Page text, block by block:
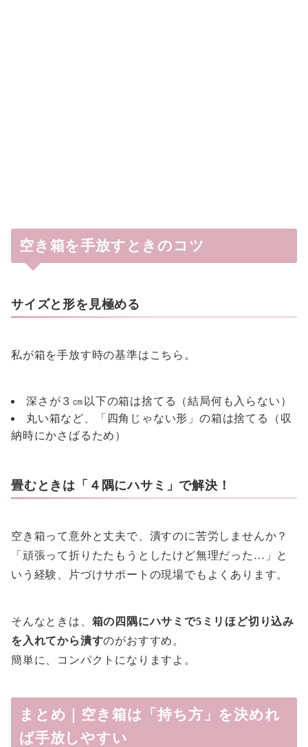
空き箱を手放すときのコツ
サイズと形を見極める
私が箱を手放す時の基準はこちら。
深さが３㎝以下の箱は捨てる（結局何も入らない）
丸い箱など、「四角じゃない形」の箱は捨てる（収
納時にかさばるため）
畳むときは「４隅にハサミ」で解決！
空き箱って意外と丈夫で、潰すのに苦労しませんか？
「頑張って折りたたもうとしたけど無理だった…」と
いう経験、片づけサポートの現場でもよくあります。
そんなときは、 箱の四隅にハサミで5ミリほど切り込み
を入れてから潰すのがおすすめ。
簡単に、コンパクトになりますよ。
まとめ｜空き箱は「持ち方」を決めれ
ば手放しやすい